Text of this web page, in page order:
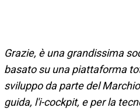
Grazie, è una grandissima
basato su una piattaforma
sviluppo da parte del
guida, l'i-cockpit, e per la